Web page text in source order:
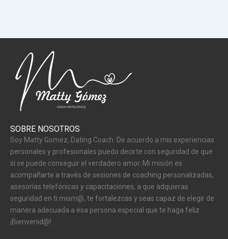
SOBRE NOSOTROS
Soy Matty Gomez, Dating Coach. De acuerdo a mis experiencias
personales y profesionales puedo decirte con seguridad de que
si se puede conseguir el verdadero amor. Mi misión es
acompañarte a través de sesiones de coaching personalizadas,
asesorías telefónicas y capacitaciones, a que adquieras
seguridad en ti mism@, te fortalezcas y seas capaz de elegir de
manera adecuada a esa persona especial que te haga feliz.
¡Bienvenid@!